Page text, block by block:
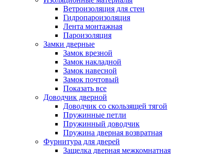
Ветроизоляция для стен
Гидропароизоляция
Лента монтажная
Пароизоляция
Замки дверные
Замок врезной
Замок накладной
Замок навесной
Замок почтовый
Показать все
Доводчик дверной
Доводчик со скользящей тягой
Пружинные петли
Пружинный доводчик
Пружина дверная возвратная
Фурнитура для дверей
Защелка дверная межкомнатная